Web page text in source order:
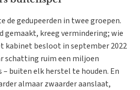
gedupeerden in twee groepen.
gemaakt, kreeg vermindering; wie
kabinet besloot in september 2022
schatting ruim een miljoen
– buiten elk herstel te houden. En
almaar zwaarder aanslaat,